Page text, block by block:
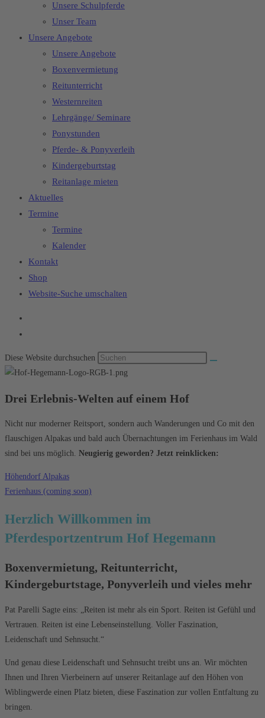
Unsere Schulpferde
Unser Team
Unsere Angebote
Unsere Angebote
Boxenvermietung
Reitunterricht
Westernreiten
Lehrgänge/ Seminare
Ponystunden
Pferde- & Ponyverleih
Kindergeburtstag
Reitanlage mieten
Aktuelles
Termine
Termine
Kalender
Kontakt
Shop
Website-Suche umschalten
Diese Website durchsuchen
Drei Erlebnis-Welten auf einem Hof
Nicht nur moderner Reitsport, sondern auch Wanderungen und Co mit den
flauschigen Alpakas und bald auch Übernachtungen im Ferienhaus im Wald
sind bei uns möglich. Neugierig geworden? Jetzt reinklicken:
Höhendorf Alpakas
Ferienhaus (coming soon)
Herzlich Willkommen im
Pferdesportzentrum Hof Hegemann
Boxenvermietung, Reitunterricht,
Kindergeburtstage, Ponyverleih und vieles mehr
Pat Parelli Sagte eins: „Reiten ist mehr als ein Sport. Reiten ist Gefühl und
Vertrauen. Reiten ist eine Lebenseinstellung. Voller Faszination,
Leidenschaft und Sehnsucht.“
Und genau diese Leidenschaft und Sehnsucht treibt uns an. Wir möchten
Ihnen und Ihren Vierbeinern auf unserer Reitanlage auf den Höhen von
Wiblingwerde einen Platz bieten, diese Faszination zur vollen Entfaltung zu
bringen.